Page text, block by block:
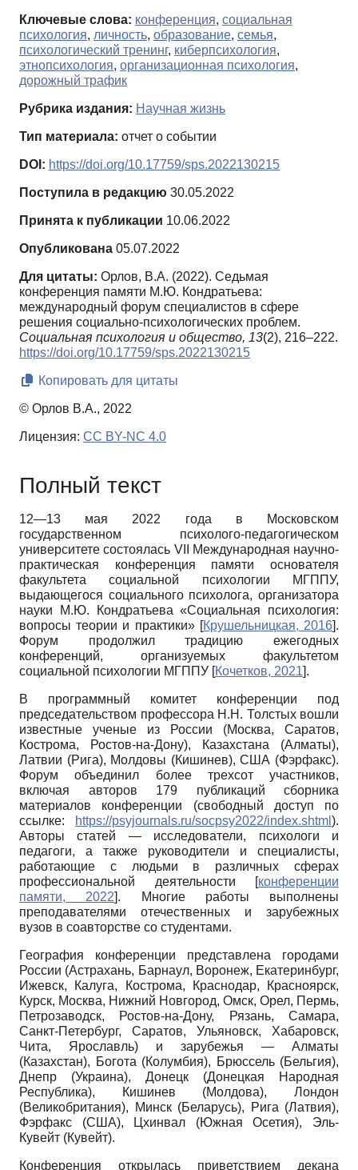
Ключевые слова: конференция, социальная
психология, личность, образование, семья,
психологический тренинг, киберпсихология,
этнопсихология, организационная психология,
дорожный трафик
Рубрика издания: Научная жизнь
Тип материала: отчет о событии
DOI: https://doi.org/10.17759/sps.2022130215
Поступила в редакцию 30.05.2022
Принята к публикации 10.06.2022
Опубликована 05.07.2022
Для цитаты: Орлов, В.А. (2022). Седьмая
конференция памяти М.Ю. Кондратьева:
международный форум специалистов в сфере
решения социально-психологических проблем.
Социальная психология и общество, 13(2), 216–222.
https://doi.org/10.17759/sps.2022130215
Копировать для цитаты
© Орлов В.А., 2022
Лицензия: CC BY-NC 4.0
Полный текст
12—13 мая 2022 года в Московском
государственном психолого-педагогическом
университете состоялась VII Международная научно-
практическая конференция памяти основателя
факультета социальной психологии МГППУ,
выдающегося социального психолога, организатора
науки М.Ю. Кондратьева «Социальная психология:
вопросы теории и практики» [Крушельницкая, 2016].
Форум продолжил традицию ежегодных
конференций, организуемых факультетом
социальной психологии МГППУ [Кочетков, 2021].
В программный комитет конференции под
председательством профессора Н.Н. Толстых вошли
известные ученые из России (Москва, Саратов,
Кострома, Ростов-на-Дону), Казахстана (Алматы),
Латвии (Рига), Молдовы (Кишинев), США (Фэрфакс).
Форум объединил более трехсот участников,
включая авторов 179 публикаций сборника
материалов конференции (свободный доступ по
ссылке:
https://psyjournals.ru/socpsy2022/index.shtml ).
Авторы статей — исследователи, психологи и
педагоги, а также руководители и специалисты,
работающие с людьми в различных сферах
профессиональной деятельности
[конференции
памяти, 2022]. Многие работы выполнены
преподавателями отечественных и зарубежных
вузов в соавторстве со студентами.
География конференции представлена городами
России (Астрахань, Барнаул, Воронеж, Екатеринбург,
Ижевск, Калуга, Кострома, Краснодар, Красноярск,
Курск, Москва, Нижний Новгород, Омск, Орел, Пермь,
Петрозаводск, Ростов-на-Дону, Рязань, Самара,
Санкт-Петербург, Саратов, Ульяновск, Хабаровск,
Чита, Ярославль) и зарубежья — Алматы
(Казахстан), Богота (Колумбия), Брюссель (Бельгия),
Днепр (Украина), Донецк (Донецкая Народная
Республика), Кишинев (Молдова), Лондон
(Великобритания), Минск (Беларусь), Рига (Латвия),
Фэрфакс (США), Цхинвал (Южная Осетия), Эль-
Кувейт (Кувейт).
Конференция открылась приветствием декана